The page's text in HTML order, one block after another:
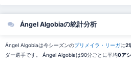
Ángel Algobiaの統計分析
Ángel Algobiaは今シーズンのプリメイラ・リーガに
ダー選手です。 Ángel Algobiaは90分ごとに平均0ア